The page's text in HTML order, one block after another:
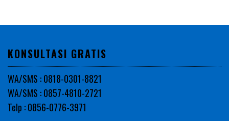
KONSULTASI GRATIS
WA/SMS : 0818-0301-8821
WA/SMS : 0857-4810-2721
Telp : 0856-0776-3971